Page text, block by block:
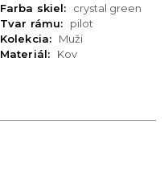
Farba skiel:
crystal green
Tvar rámu:
pilot
Kolekcia:
Muži
Materiál:
Kov